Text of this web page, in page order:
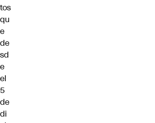
tos
qu
e
de
sd
e
el
5
de
di